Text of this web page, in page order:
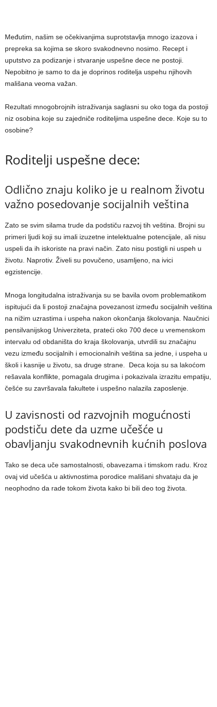
Međutim, našim se očekivanjima suprotstavlja mnogo izazova i
prepreka sa kojima se skoro svakodnevno nosimo. Recept i
uputstvo za podizanje i stvaranje uspešne dece ne postoji.
Nepobitno je samo to da je doprinos roditelja uspehu njihovih
mališana veoma važan.
Rezultati mnogobrojnih istraživanja saglasni su oko toga da postoji
niz osobina koje su zajedniče roditeljima uspešne dece. Koje su to
osobine?
Roditelji uspešne dece:
Odlično znaju koliko je u realnom životu
važno posedovanje socijalnih veština
Zato se svim silama trude da podstiču razvoj tih veština. Brojni su
primeri ljudi koji su imali izuzetne intelektualne potencijale, ali nisu
uspeli da ih iskoriste na pravi način. Zato nisu postigli ni uspeh u
životu. Naprotiv. Živeli su povučeno, usamljeno, na ivici
egzistencije.
Mnoga longitudalna istraživanja su se bavila ovom problematikom
ispitujući da li postoji značajna povezanost između socijalnih veština
na nižim uzrastima i uspeha nakon okončanja školovanja. Naučnici
pensilvanijskog Univerziteta, prateći oko 700 dece u vremenskom
intervalu od obdaništa do kraja školovanja, utvrdili su značajnu
vezu između socijalnih i emocionalnih veština sa jedne, i uspeha u
školi i kasnije u životu, sa druge strane. Deca koja su sa lakoćom
rešavala konflikte, pomagala drugima i pokazivala izrazitu empatiju,
češće su završavala fakultete i uspešno nalazila zaposlenje.
U zavisnosti od razvojnih mogućnosti
podstiču dete da uzme učešće u
obavljanju svakodnevnih kućnih poslova
Tako se deca uče samostalnosti, obavezama i timskom radu. Kroz
ovaj vid učešća u aktivnostima porodice mališani shvataju da je
neophodno da rade tokom života kako bi bili deo tog života.